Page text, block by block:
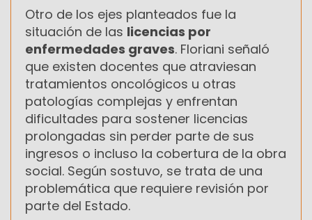
Otro de los ejes planteados fue la
situación de las licencias por
enfermedades graves. Floriani señaló
que existen docentes que atraviesan
tratamientos oncológicos u otras
patologías complejas y enfrentan
dificultades para sostener licencias
prolongadas sin perder parte de sus
ingresos o incluso la cobertura de la obra
social. Según sostuvo, se trata de una
problemática que requiere revisión por
parte del Estado.